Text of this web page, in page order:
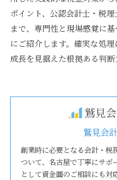
ポイント、公認会計士・税
まで、専門性と現場感覚に
にご紹介します。確実な処
成長を見据えた根拠ある判断
鷲見会
創業時に必要となる会計・税
ついて、名古屋で丁寧にサポ
として資金面のご相談にも対